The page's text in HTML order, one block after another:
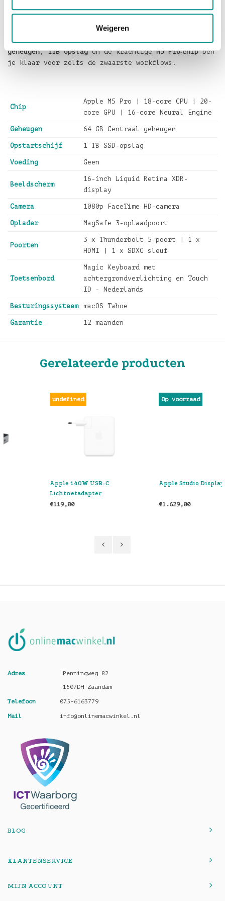
Weigeren
ideale keuze voor professionals die maximale kracht,
betrouwbaarheid en schermkwaliteit zoeken. Met64GB
geheugen,1TB opslagen de krachtigeM5 Pro‑chipben
je klaar voor zelfs de zwaarste workflows.
Chip
Apple M5 Pro | 18-core CPU | 20-
core GPU | 16-core Neural Engine
Geheugen 64 GB Centraal geheugen
Opstartschijf 1 TB SSD-opslag
Voeding Geen
Beeldscherm
16-inch Liquid Retina XDR-
display
Camera 1080p FaceTime HD-camera
Oplader MagSafe 3-oplaadpoort
Poorten
3 x Thunderbolt 5 poort | 1 x
HDMI | 1 x SDXC sleuf
Toetsenbord
Magic Keyboard met
achtergrondverlichting en Touch
ID - Nederlands
Besturingssysteem macOS Tahoe
Garantie 12 maanden
Gerelateerde producten
Apple 140W USB-C
Lichtnetadapter
Op voorraad
Apple Studio Display
Adres
Penningweg 82
1507DH Zaandam
Telefoon 075-6163779
Mail info@onlinemacwinkel.nl
BLOG
KLANTENSERVICE
MIJN ACCOUNT